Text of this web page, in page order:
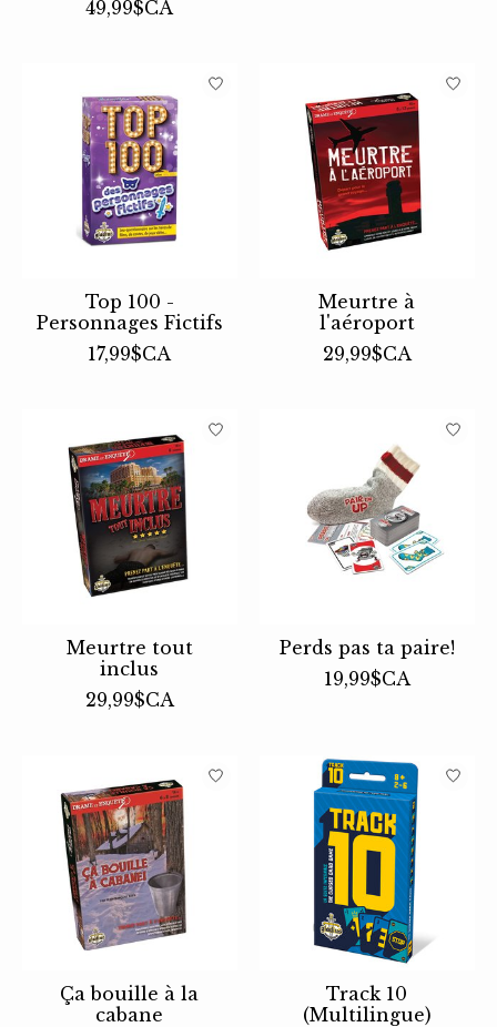
49,99$CA
Top 100 -
Personnages Fictifs
17,99$CA
Meurtre à
l'aéroport
29,99$CA
Meurtre tout
inclus
29,99$CA
Perds pas ta paire!
19,99$CA
Ça bouille à la
cabane
Track 10
(Multilingue)